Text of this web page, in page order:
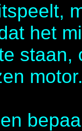
het
staan,